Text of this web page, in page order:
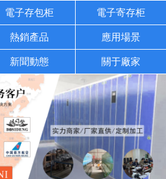
電子存包柜 電子寄存柜
熱銷產品 應用場景
新聞動態 關于廠家